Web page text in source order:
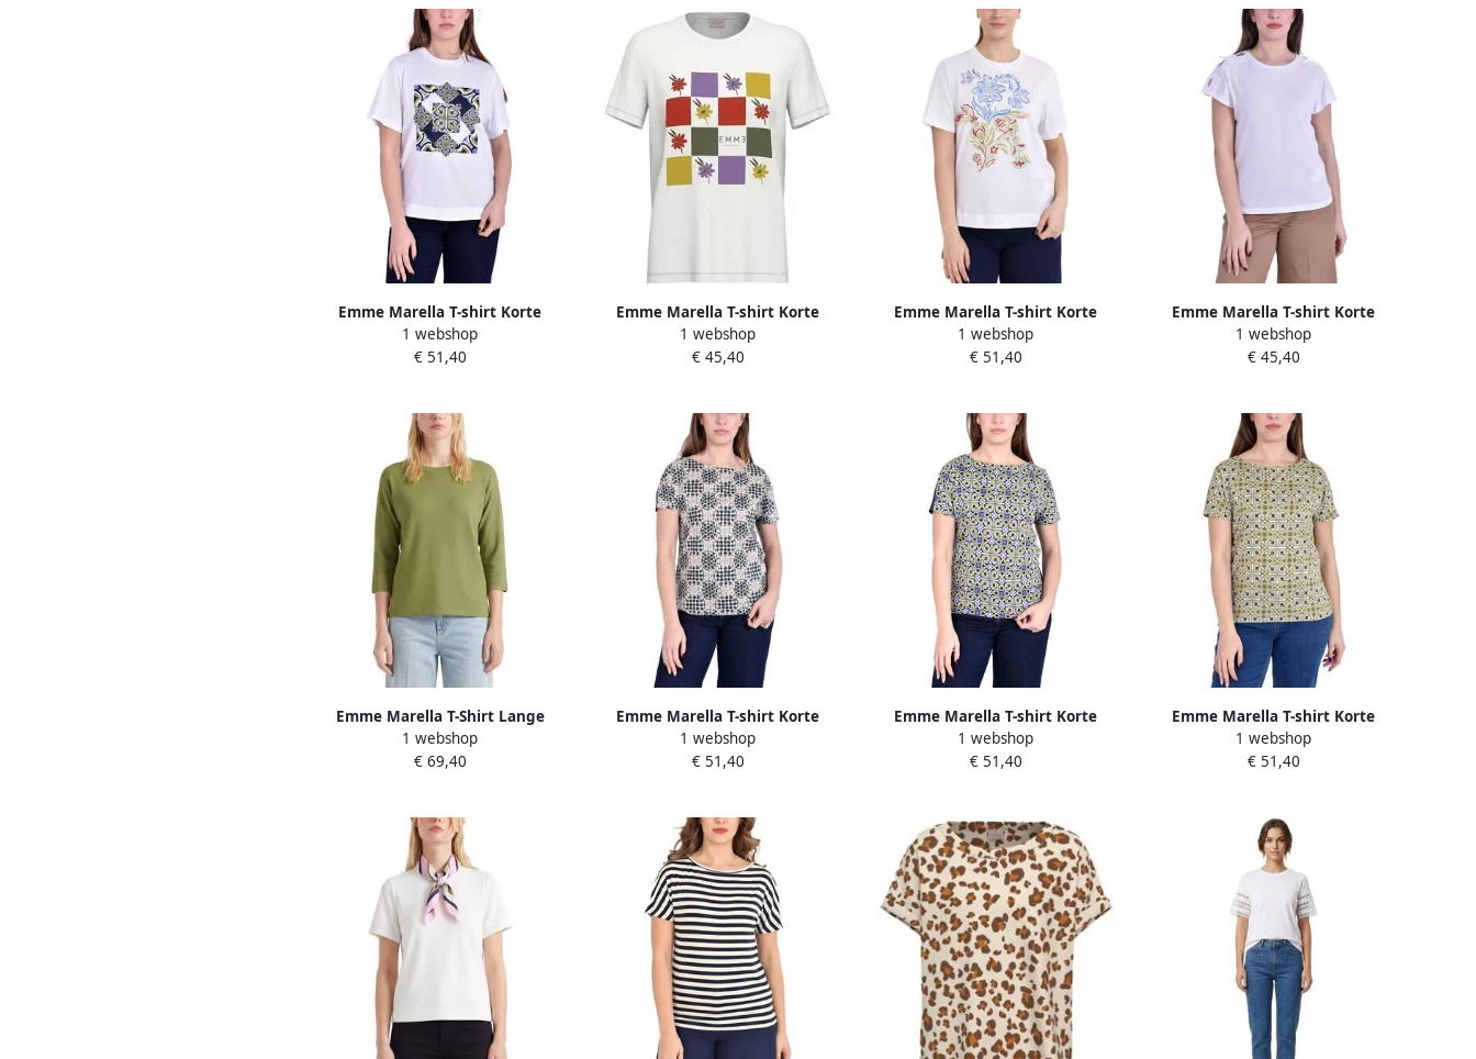
Emme Marella T-shirt Korte
Mouw EMMPARAGGI
1 webshop
€ 51,40
Emme Marella T-shirt Korte
Mouw EMMVENERE
1 webshop
€ 45,40
Emme Marella T-shirt Korte
Mouw EMMPARAGGI
1 webshop
€ 51,40
Emme Marella T-shirt Korte
Mouw EMMCHIFFON
1 webshop
€ 45,40
Emme Marella T-Shirt Lange
Mouw EMMGANG
1 webshop
€ 69,40
Emme Marella T-shirt Korte
Mouw EMMGUGLIA
1 webshop
€ 51,40
Emme Marella T-shirt Korte
Mouw EMMGUGLIA
1 webshop
€ 51,40
Emme Marella T-shirt Korte
Mouw EMMGUGLIA
1 webshop
€ 51,40